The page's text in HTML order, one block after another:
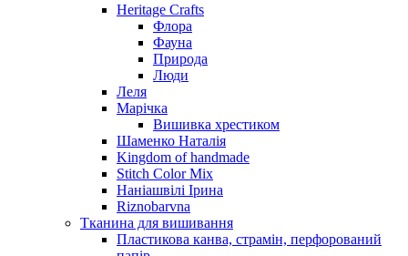
Heritage Crafts
Флора
Фауна
Природа
Люди
Леля
Марічка
Вишивка хрестиком
Шаменко Наталія
Kingdom of handmade
Stitch Color Mix
Наніашвілі Ірина
Riznobarvna
Тканина для вишивання
Пластикова канва, страмін, перфорований